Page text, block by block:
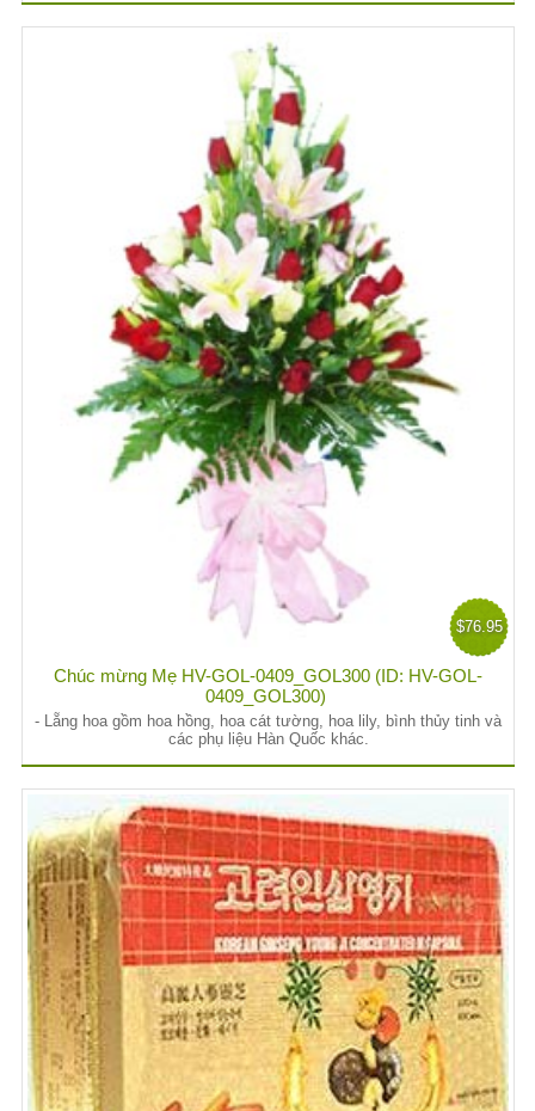
$76.95
Chúc mừng Mẹ HV-GOL-0409_GOL300 (ID: HV-GOL-
0409_GOL300)
- Lẵng hoa gồm hoa hồng, hoa cát tường, hoa lily, bình thủy tinh và
các phụ liệu Hàn Quốc khác.